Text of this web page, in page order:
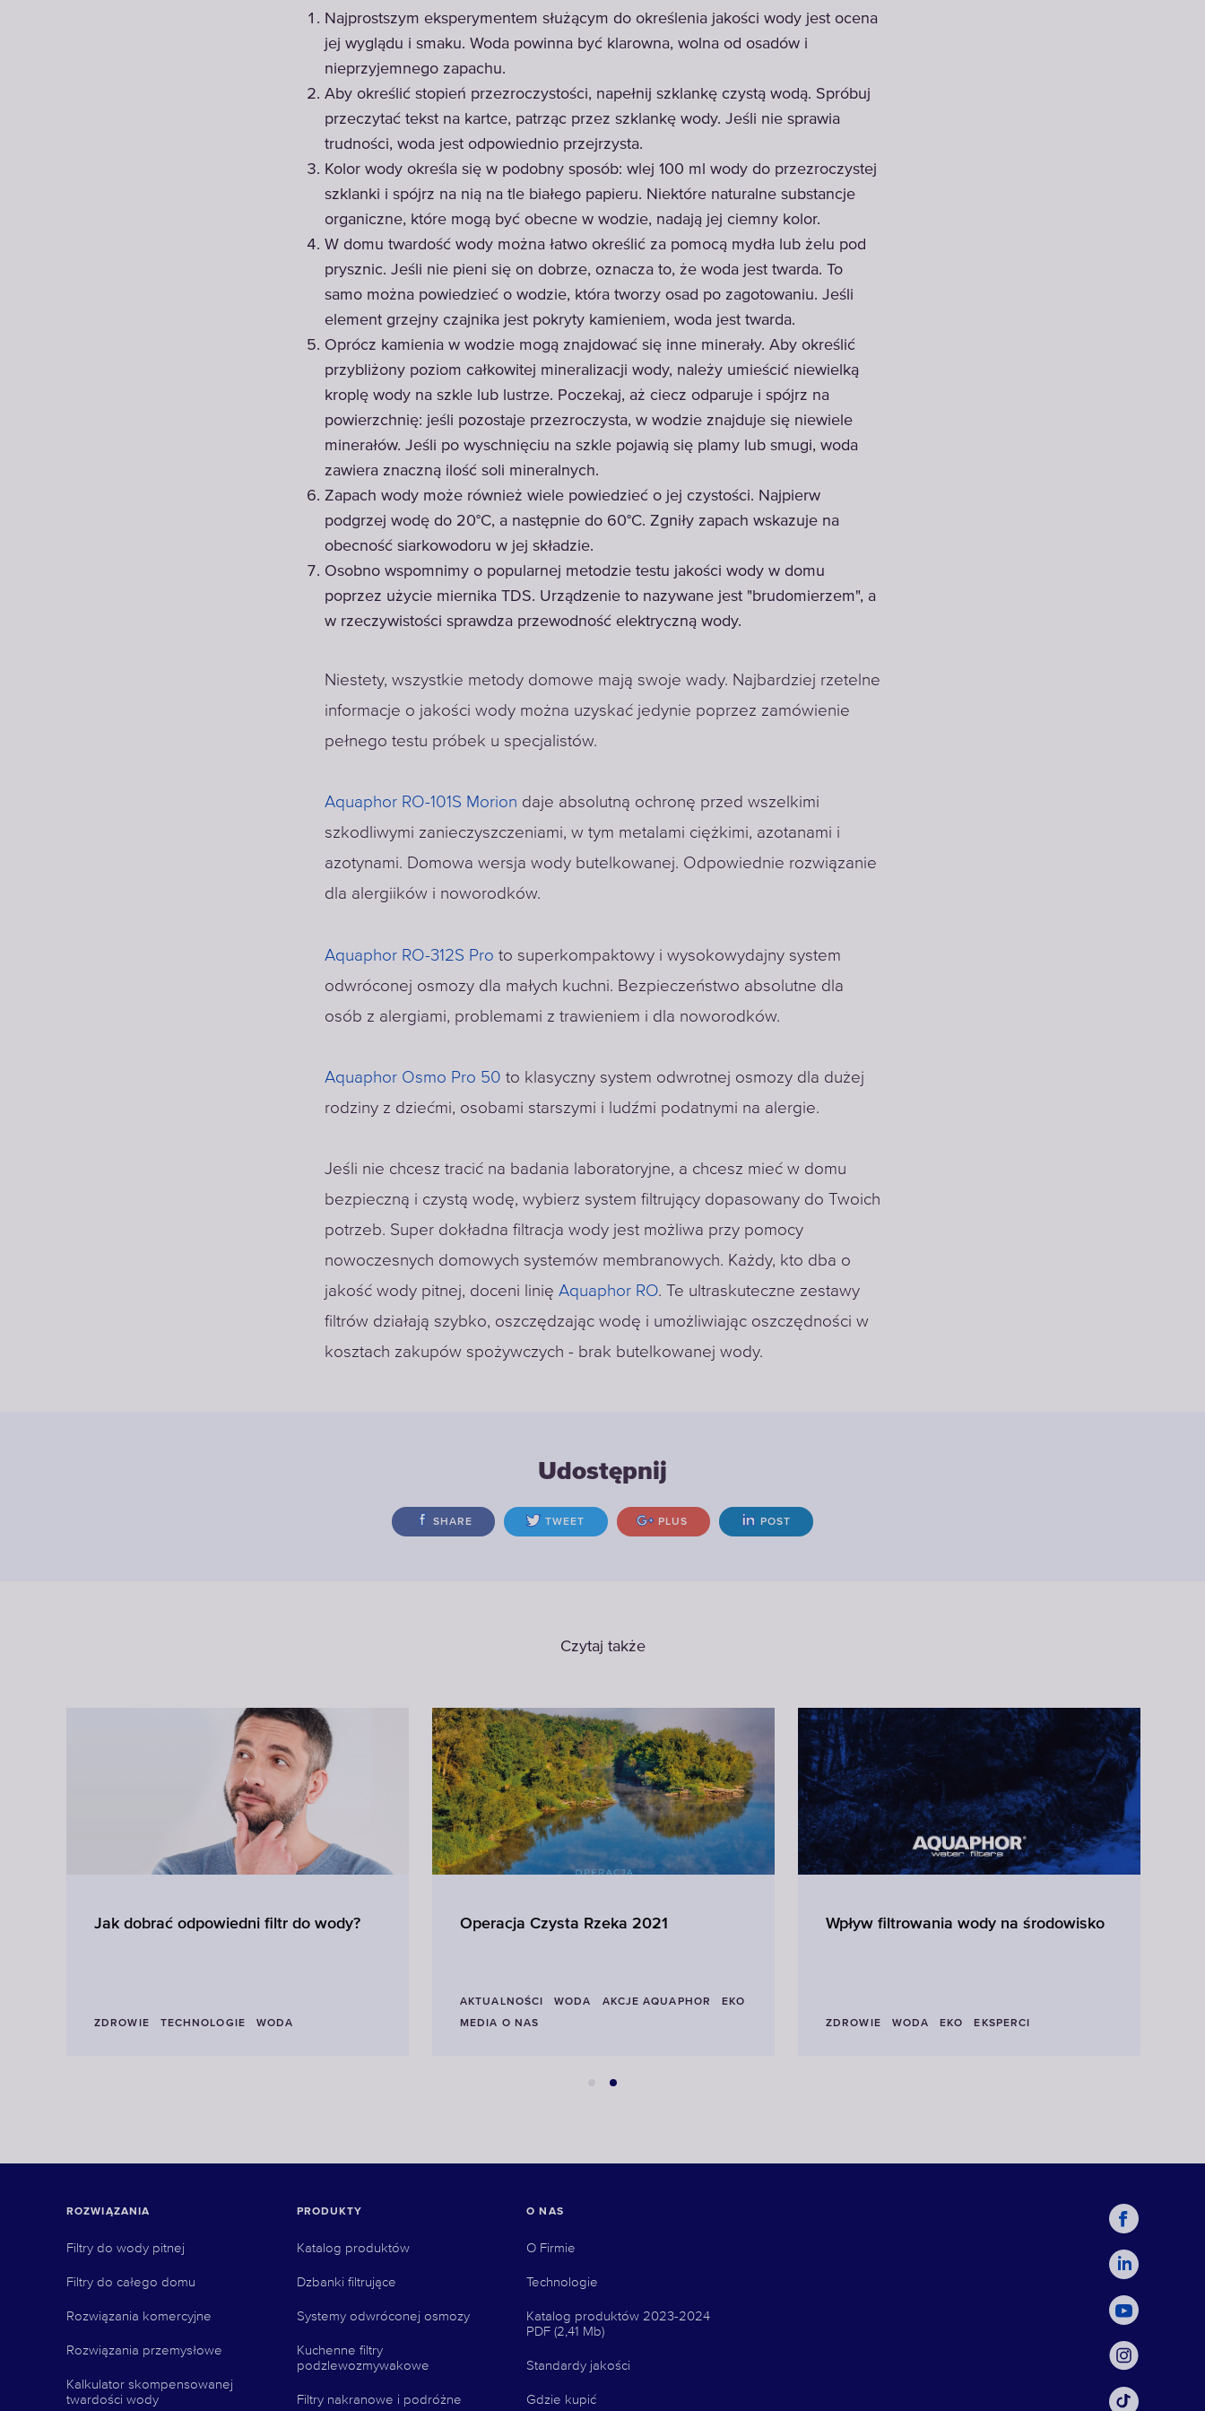
Najprostszym eksperymentem służącym do określenia jakości wody jest ocena
jej wyglądu i smaku. Woda powinna być klarowna, wolna od osadów i
nieprzyjemnego zapachu.
Aby określić stopień przezroczystości, napełnij szklankę czystą wodą. Spróbuj
przeczytać tekst na kartce, patrząc przez szklankę wody. Jeśli nie sprawia
trudności, woda jest odpowiednio przejrzysta.
Kolor wody określa się w podobny sposób: wlej 100 ml wody do przezroczystej
szklanki i spójrz na nią na tle białego papieru. Niektóre naturalne substancje
organiczne, które mogą być obecne w wodzie, nadają jej ciemny kolor.
W domu twardość wody można łatwo określić za pomocą mydła lub żelu pod
prysznic. Jeśli nie pieni się on dobrze, oznacza to, że woda jest twarda. To
samo można powiedzieć o wodzie, która tworzy osad po zagotowaniu. Jeśli
element grzejny czajnika jest pokryty kamieniem, woda jest twarda.
Oprócz kamienia w wodzie mogą znajdować się inne minerały. Aby określić
przybliżony poziom całkowitej mineralizacji wody, należy umieścić niewielką
kroplę wody na szkle lub lustrze. Poczekaj, aż ciecz odparuje i spójrz na
powierzchnię: jeśli pozostaje przezroczysta, w wodzie znajduje się niewiele
minerałów. Jeśli po wyschnięciu na szkle pojawią się plamy lub smugi, woda
zawiera znaczną ilość soli mineralnych.
Zapach wody może również wiele powiedzieć o jej czystości. Najpierw
podgrzej wodę do 20°C, a następnie do 60°C. Zgniły zapach wskazuje na
obecność siarkowodoru w jej składzie.
Osobno wspomnimy o popularnej metodzie testu jakości wody w domu
poprzez użycie miernika TDS. Urządzenie to nazywane jest "brudomierzem", a
w rzeczywistości sprawdza przewodność elektryczną wody.
Niestety, wszystkie metody domowe mają swoje wady. Najbardziej rzetelne
informacje o jakości wody można uzyskać jedynie poprzez zamówienie
pełnego testu próbek u specjalistów.
Aquaphor RO-101S Morion daje absolutną ochronę przed wszelkimi
szkodliwymi zanieczyszczeniami, w tym metalami ciężkimi, azotanami i
azotynami. Domowa wersja wody butelkowanej. Odpowiednie rozwiązanie
dla alergiików i noworodków.
Aquaphor RO-312S Pro to superkompaktowy i wysokowydajny system
odwróconej osmozy dla małych kuchni. Bezpieczeństwo absolutne dla
osób z alergiami, problemami z trawieniem i dla noworodków.
Aquaphor Osmo Pro 50 to klasyczny system odwrotnej osmozy dla dużej
rodziny z dziećmi, osobami starszymi i ludźmi podatnymi na alergie.
Jeśli nie chcesz tracić na badania laboratoryjne, a chcesz mieć w domu
bezpieczną i czystą wodę, wybierz system filtrujący dopasowany do Twoich
potrzeb. Super dokładna filtracja wody jest możliwa przy pomocy
nowoczesnych domowych systemów membranowych. Każdy, kto dba o
jakość wody pitnej, doceni linię Aquaphor RO. Te ultraskuteczne zestawy
filtrów działają szybko, oszczędzając wodę i umożliwiając oszczędności w
kosztach zakupów spożywczych - brak butelkowanej wody.
Udostępnij
SHARE TWEET PLUS POST
Czytaj także
Jak dobrać odpowiedni filtr do wody?
ZDROWIE TECHNOLOGIE WODA
Operacja Czysta Rzeka 2021
AKTUALNOŚCI WODA AKCJE AQUAPHOR
EKO
MEDIA O NAS
Wpływ filtrowania wody na środowisko
ZDROWIE WODA EKO EKSPERCI
ROZWIĄZANIA
Filtry do wody pitnej
Filtry do całego domu
Rozwiązania komercyjne
Rozwiązania przemysłowe
Kalkulator skompensowanej
twardości wody
PRODUKTY
Katalog produktów
Dzbanki filtrujące
Systemy odwróconej osmozy
Kuchenne filtry
podzlewozmywakowe
Filtry nakranowe i podróżne
O NAS
О Firmie
Technologie
Katalog produktów 2023-2024
PDF (2,41 Mb)
Standardy jakości
Gdzie kupić